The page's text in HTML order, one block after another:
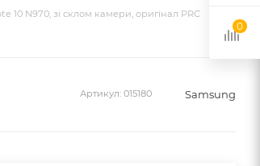
N970, зі склом камери, оригінал PRC
Артикул: 015180 Samsung
0